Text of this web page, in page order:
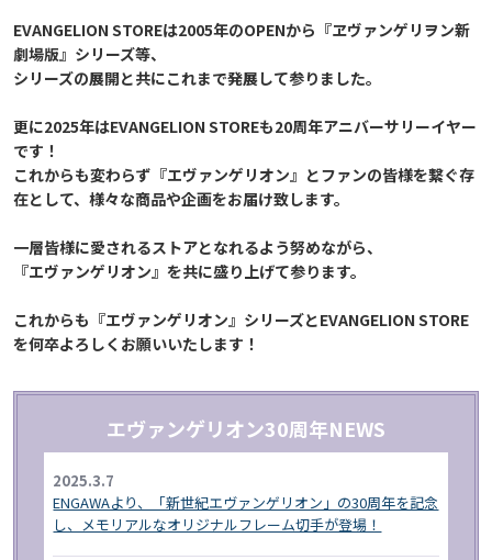
EVANGELION STOREは2005年のOPENから『ヱヴァンゲリヲン新
劇場版』シリーズ等、
シリーズの展開と共にこれまで発展して参りました。
更に2025年はEVANGELION STOREも20周年アニバーサリーイヤー
です！
これからも変わらず『エヴァンゲリオン』とファンの皆様を繋ぐ存
在として、様々な商品や企画をお届け致します。
一層皆様に愛されるストアとなれるよう努めながら、
『エヴァンゲリオン』を共に盛り上げて参ります。
これからも『エヴァンゲリオン』シリーズとEVANGELION STORE
を何卒よろしくお願いいたします！
エヴァンゲリオン30周年NEWS
2025.3.7
ENGAWAより、「新世紀エヴァンゲリオン」の30周年を記念
し、メモリアルなオリジナルフレーム切手が登場！